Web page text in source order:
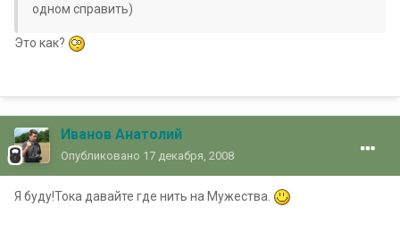
одном справить)
Это как?
Иванов Анатолий
Опубликовано 17 декабря, 2008
Я буду!Тока давайте где нить на Мужества.